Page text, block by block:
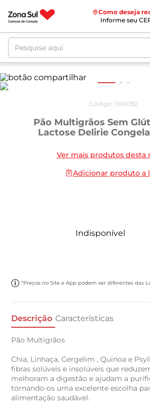
Como deseja
Informe seu
Pesquise aqui
Código: 1100092
Pão Multigrãos Sem
Lactose Delirie
Ver mais produtos desta
Adicionar produto a
Indisponível
*Preços no Site e App podem ser diferentes das
Descrição Características
Pão Multigrãos
Chia, Linhaça, Gergelim , Quinoa e
fibras solúveis e insolúveis que
melhoram a digestão e ajudam a
tornando-os uma excelente escolha
alimentação saudável.